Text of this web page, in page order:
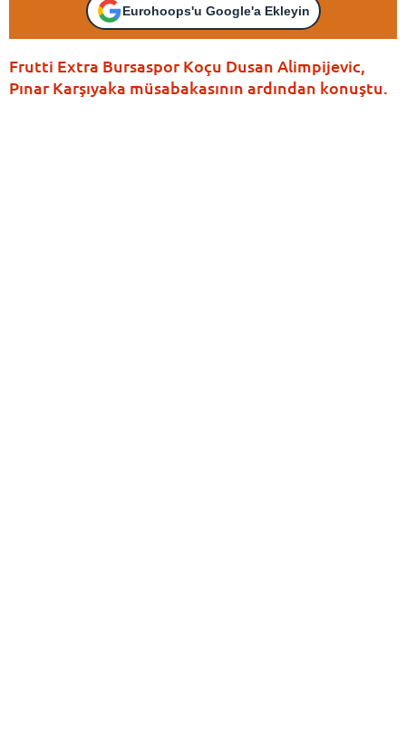
Eurohoops'u Google'a Ekleyin
Frutti Extra Bursaspor Koçu Dusan Alimpijevic,
Pınar Karşıyaka müsabakasının ardından konuştu.